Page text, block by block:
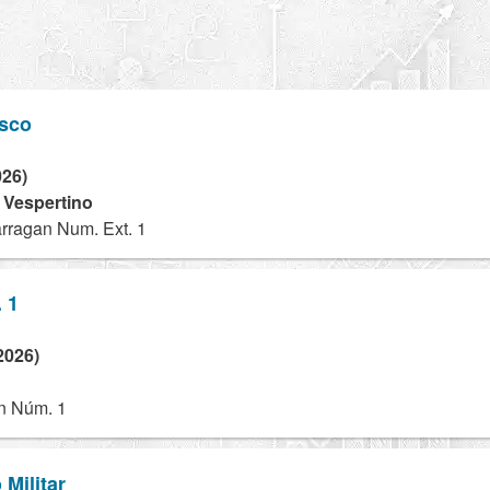
Num. Ext. 1
Núm. 1
Militar